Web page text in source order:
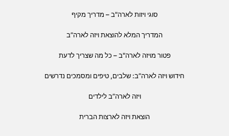
סוגי ויזות לארה"ב – מדריך מקיף
המדריך המלא להוצאת ויזה לארה”ב
פטור מויזה לארה"ב – כל מה שצריך לדעת
חידוש ויזה לארה”ב: שלבים, טיפים ומסמכים נדרשים
ויזה לארה”ב לילדים
הוצאת ויזה לארצות הברית